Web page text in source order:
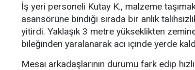
İş yeri personeli Kutay K., malzeme
asansörüne bindiği sırada bir anlık
yitirdi. Yaklaşık 3 metre yükseklikten
bileğinden yaralanarak acı içinde yerde
Mesai arkadaşlarının durumu fark edip